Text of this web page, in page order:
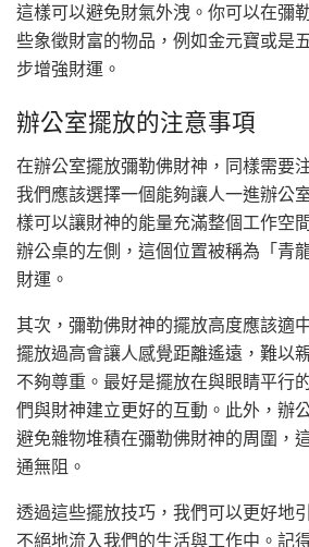
這樣可以避免財氣外洩。你可以在彌
些象徵財富的物品，例如金元寶或是
步增強財運。
辦公室擺放的注意事項
在辦公室擺放彌勒佛財神，同樣需要
我們應該選擇一個能夠讓人一進辦公
樣可以讓財神的能量充滿整個工作空
辦公桌的左側，這個位置被稱為「青
財運。
其次，彌勒佛財神的擺放高度應該適
擺放過高會讓人感覺距離遙遠，難以
不夠尊重。最好是擺放在與眼睛平行
們與財神建立更好的互動。此外，辦
避免雜物堆積在彌勒佛財神的周圍，
通無阻。
透過這些擺放技巧，我們可以更好地
不絕地流入我們的生活與工作中。記